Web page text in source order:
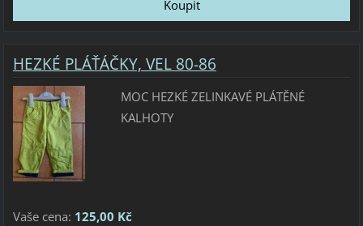
HEZKÉ PLÁŤÁČKY, VEL 80-86
MOC HEZKÉ ZELINKAVÉ PLÁTĚNÉ
KALHOTY
Vaše cena: 125,00 Kč